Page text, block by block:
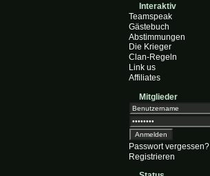
Interaktiv
Teamspeak
Gästebuch
Abstimmungen
Die Krieger
Clan-Regeln
Link us
Affiliates
Mitglieder
Passwort vergessen?
Registrieren